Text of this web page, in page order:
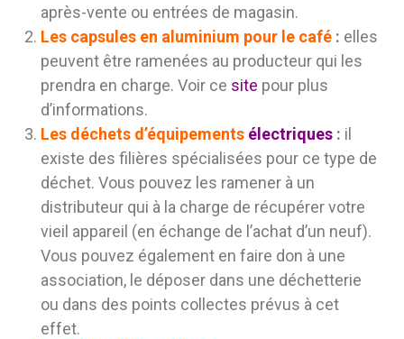
après-vente ou entrées de magasin.
Les capsules en aluminium pour le café : elles
peuvent être ramenées au producteur qui les
prendra en charge. Voir ce site pour plus
d’informations.
Les déchets d’équipements électriques : il
existe des filières spécialisées pour ce type de
déchet. Vous pouvez les ramener à un
distributeur qui à la charge de récupérer votre
vieil appareil (en échange de l’achat d’un neuf).
Vous pouvez également en faire don à une
association, le déposer dans une déchetterie
ou dans des points collectes prévus à cet
effet.